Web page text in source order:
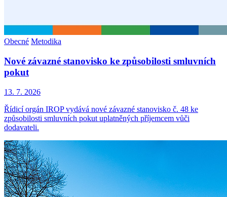
Obecné Metodika
Nové závazné stanovisko ke způsobilosti smluvních
pokut
13. 7. 2026
Řídicí orgán IROP vydává nové závazné stanovisko č. 48 ke
způsobilosti smluvních pokut uplatněných příjemcem vůči
dodavateli.